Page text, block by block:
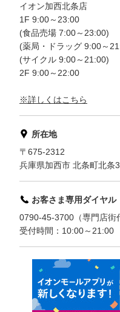
イオン加西北条店
1F 9:00～23:00
(食品売場 7:00～23:00)
(薬局・ドラッグ 9:00～
(サイクル 9:00～21:00)
2F 9:00～22:00
※詳しくはこちら
所在地
〒675-2312
兵庫県加西市 北条町北条
お客さま専用ダイヤル
0790-45-3700（専門店街
受付時間：10:00～21:00